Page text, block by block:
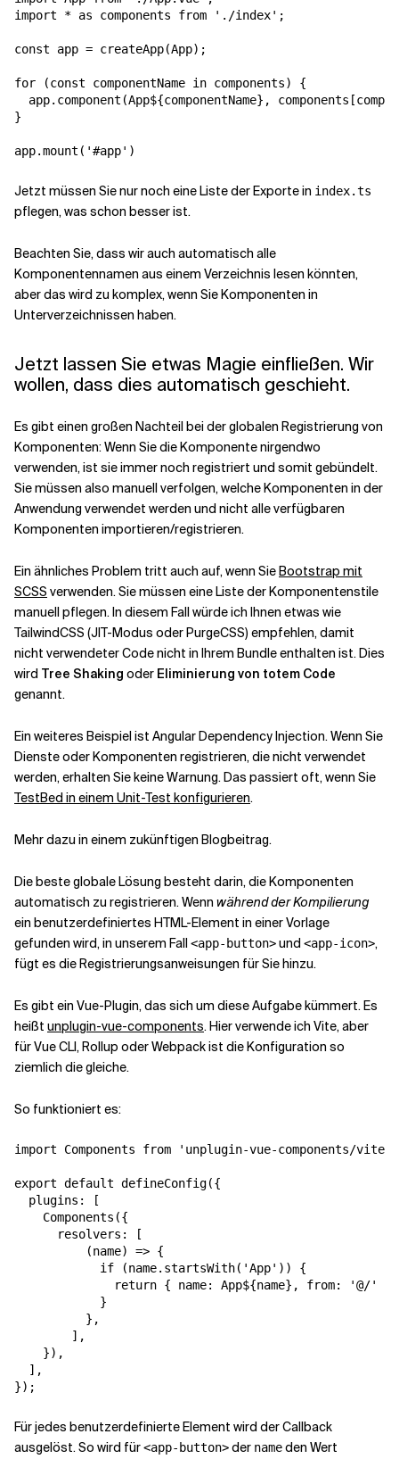
import * as components from './index';
const app = createApp(App);
for (const componentName in components) {
  app.component(
App${componentName} ,
}
app.mount('#app')
Jetzt müssen Sie nur noch eine Liste der Exporte in index.ts
pflegen, was schon besser ist.
Beachten Sie, dass wir auch automatisch alle
Komponentennamen aus einem Verzeichnis lesen könnten,
aber das wird zu komplex, wenn Sie Komponenten in
Unterverzeichnissen haben.
Jetzt lassen Sie etwas Magie einfließen. Wir
wollen, dass dies automatisch geschieht.
Es gibt einen großen Nachteil bei der globalen Registrierung von
Komponenten: Wenn Sie die Komponente nirgendwo
verwenden, ist sie immer noch registriert und somit gebündelt.
Sie müssen also manuell verfolgen, welche Komponenten in der
Anwendung verwendet werden und nicht alle verfügbaren
Komponenten importieren/registrieren.
Ein ähnliches Problem tritt auch auf, wenn SieBootstrap mit
SCSS verwenden. Sie müssen eine Liste der Komponentenstile
manuell pflegen. In diesem Fall würde ich Ihnen etwas wie
TailwindCSS (JIT-Modus oder PurgeCSS) empfehlen, damit
nicht verwendeter Code nicht in Ihrem Bundle enthalten ist. Dies
wird Tree Shaking oder Eliminierung von totem Code
genannt.
Ein weiteres Beispiel ist Angular Dependency Injection. Wenn Sie
Dienste oder Komponenten registrieren, die nicht verwendet
werden, erhalten Sie keine Warnung. Das passiert oft, wenn Sie
TestBed in einem Unit-Test konfigurieren.
Mehr dazu in einem zukünftigen Blogbeitrag.
Die beste globale Lösung besteht darin, die Komponenten
automatisch zu registrieren. Wenn während der Kompilierung
ein benutzerdefiniertes HTML-Element in einer Vorlage
gefunden wird, in unserem Fall<app-button>und <app-icon>,
fügt es die Registrierungsanweisungen für Sie hinzu.
Es gibt ein Vue-Plugin, das sich um diese Aufgabe kümmert. Es
heißt unplugin-vue-components. Hier verwende ich Vite, aber
für Vue CLI, Rollup oder Webpack ist die Konfiguration so
ziemlich die gleiche.
So funktioniert es:
import Components from 'unplugin-vue-components/vite'
export default defineConfig({
  plugins: [
    Components({
      resolvers: [
          (name) => {
            if (name.startsWith('App')) {
              return { name:
App${name} , from: '@/' };
            }
          },
        ],
    }),
  ],
});
Für jedes benutzerdefinierte Element wird der Callback
ausgelöst. So wird für<app-button>der nameden Wert